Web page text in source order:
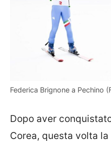
Federica Brignone a Pechino
Dopo aver
Corea, questa volta